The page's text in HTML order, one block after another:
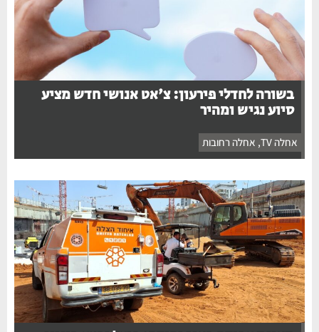
בשורה לחדלי פירעון: צ'אט אנושי חדש מציע
סיוע נגיש ומהיר
אחלה TV , אחלה רחובות